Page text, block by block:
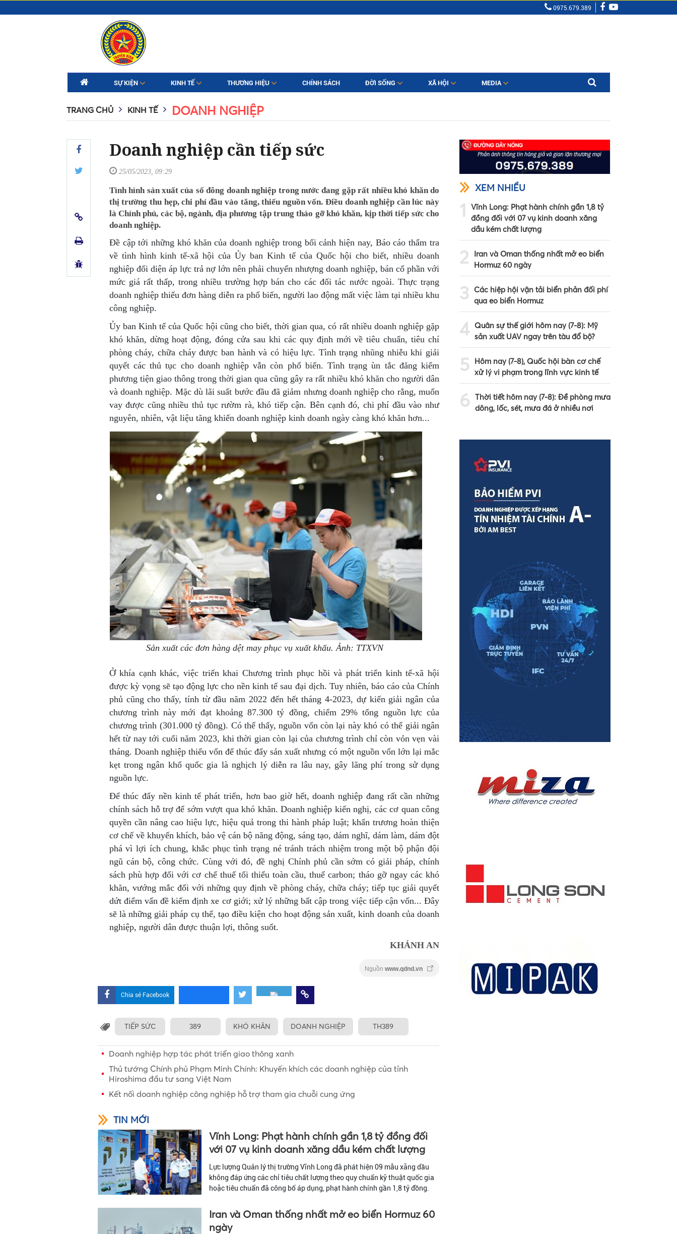
0975.679.389
SỰ KIỆN KINH TẾ THƯƠNG HIỆU CHÍNH SÁCH ĐỜI SỐNG XÃ HỘI MEDIA
TRANG CHỦ KINH TẾ DOANH NGHIỆP
Doanh nghiệp cần tiếp sức
25/05/2023, 09:29
Tình hình sản xuất của số đông doanh nghiệp trong nước đang gặp rất nhiều khó khăn do
thị trường thu hẹp, chi phí đầu vào tăng, thiếu nguồn vốn. Điều doanh nghiệp cần lúc này
là Chính phủ, các bộ, ngành, địa phương tập trung tháo gỡ khó khăn, kịp thời tiếp sức cho
doanh nghiệp.
Đề cập tới những khó khăn của doanh nghiệp trong bối cảnh hiện nay, Báo cáo thẩm tra
về tình hình kinh tế-xã hội của Ủy ban Kinh tế của Quốc hội cho biết, nhiều doanh
nghiệp đối diện áp lực trả nợ lớn nên phải chuyển nhượng doanh nghiệp, bán cổ phần với
mức giá rất thấp, trong nhiều trường hợp bán cho các đối tác nước ngoài. Thực trạng
doanh nghiệp thiếu đơn hàng diễn ra phổ biến, người lao động mất việc làm tại nhiều khu
công nghiệp.
Ủy ban Kinh tế của Quốc hội cũng cho biết, thời gian qua, có rất nhiều doanh nghiệp gặp
khó khăn, dừng hoạt động, đóng cửa sau khi các quy định mới về tiêu chuẩn, tiêu chí
phòng cháy, chữa cháy được ban hành và có hiệu lực. Tình trạng nhũng nhiễu khi giải
quyết các thủ tục cho doanh nghiệp vẫn còn phổ biến. Tình trạng ùn tắc đăng kiểm
phương tiện giao thông trong thời gian qua cũng gây ra rất nhiều khó khăn cho người dân
và doanh nghiệp. Mặc dù lãi suất bước đầu đã giảm nhưng doanh nghiệp cho rằng, muốn
vay được cũng nhiều thủ tục rườm rà, khó tiếp cận. Bên cạnh đó, chi phí đầu vào như
nguyên, nhiên, vật liệu tăng khiến doanh nghiệp kinh doanh ngày càng khó khăn hơn...
Sản xuất các đơn hàng dệt may phục vụ xuất khẩu. Ảnh: TTXVN
Ở khía cạnh khác, việc triển khai Chương trình phục hồi và phát triển kinh tế-xã hội
được kỳ vọng sẽ tạo động lực cho nền kinh tế sau đại dịch. Tuy nhiên, báo cáo của Chính
phủ cũng cho thấy, tính từ đầu năm 2022 đến hết tháng 4-2023, dự kiến giải ngân của
chương trình này mới đạt khoảng 87.300 tỷ đồng, chiếm 29% tổng nguồn lực của
chương trình (301.000 tỷ đồng). Có thể thấy, nguồn vốn còn lại này khó có thể giải ngân
hết từ nay tới cuối năm 2023, khi thời gian còn lại của chương trình chỉ còn vỏn vẹn vài
tháng. Doanh nghiệp thiếu vốn để thúc đẩy sản xuất nhưng có một nguồn vốn lớn lại mắc
kẹt trong ngân khố quốc gia là nghịch lý diễn ra lâu nay, gây lãng phí trong sử dụng
nguồn lực.
Để thúc đẩy nền kinh tế phát triển, hơn bao giờ hết, doanh nghiệp đang rất cần những
chính sách hỗ trợ để sớm vượt qua khó khăn. Doanh nghiệp kiến nghị, các cơ quan công
quyền cần nâng cao hiệu lực, hiệu quả trong thi hành pháp luật; khẩn trương hoàn thiện
cơ chế về khuyến khích, bảo vệ cán bộ năng động, sáng tạo, dám nghĩ, dám làm, dám đột
phá vì lợi ích chung, khắc phục tình trạng né tránh trách nhiệm trong một bộ phận đội
ngũ cán bộ, công chức. Cùng với đó, đề nghị Chính phủ cần sớm có giải pháp, chính
sách phù hợp đối với cơ chế thuế tối thiểu toàn cầu, thuế carbon; tháo gỡ ngay các khó
khăn, vướng mắc đối với những quy định về phòng cháy, chữa cháy; tiếp tục giải quyết
dứt điểm vấn đề kiểm định xe cơ giới; xử lý những bất cập trong việc tiếp cận vốn... Đây
sẽ là những giải pháp cụ thể, tạo điều kiện cho hoạt động sản xuất, kinh doanh của doanh
nghiệp, người dân được thuận lợi, thông suốt.
KHÁNH AN
Nguồn www.qdnd.vn
Chia sẻ Facebook
TIẾP SỨC 389 KHÓ KHĂN DOANH NGHIỆP TH389
Doanh nghiệp hợp tác phát triển giao thông xanh
Thủ tướng Chính phủ Phạm Minh Chính: Khuyến khích các doanh nghiệp của tỉnh
Hiroshima đầu tư sang Việt Nam
Kết nối doanh nghiệp công nghiệp hỗ trợ tham gia chuỗi cung ứng
TIN MỚI
Vĩnh Long: Phạt hành chính gần 1,8 tỷ đồng đối
với 07 vụ kinh doanh xăng dầu kém chất lượng
Lực lượng Quản lý thị trường Vĩnh Long đã phát hiện 09 mẫu xăng dầu
không đáp ứng các chỉ tiêu chất lượng theo quy chuẩn kỹ thuật quốc gia
hoặc tiêu chuẩn đã công bố áp dụng, phạt hành chính gần 1,8 tỷ đồng.
Iran và Oman thống nhất mở eo biển Hormuz 60
ngày
XEM NHIỀU
1
Vĩnh Long: Phạt hành chính gần 1,8 tỷ
đồng đối với 07 vụ kinh doanh xăng
dầu kém chất lượng
2
Iran và Oman thống nhất mở eo biển
Hormuz 60 ngày
3 Các hiệp hội vận tải biển phản đối phí
qua eo biển Hormuz
4 Quân sự thế giới hôm nay (7-8): Mỹ
sản xuất UAV ngay trên tàu đổ bộ?
5
Hôm nay (7-8), Quốc hội bàn cơ chế
xử lý vi phạm trong lĩnh vực kinh tế
6 Thời tiết hôm nay (7-8): Đề phòng mưa
dông, lốc, sét, mưa đá ở nhiều nơi